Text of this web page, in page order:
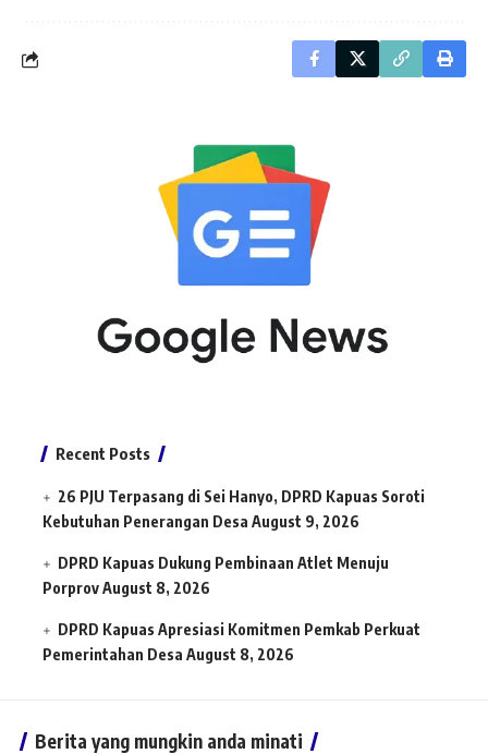
Recent Posts
26 PJU Terpasang di Sei Hanyo, DPRD Kapuas Soroti
Kebutuhan Penerangan Desa August 9, 2026
DPRD Kapuas Dukung Pembinaan Atlet Menuju
PorprovAugust 8, 2026
DPRD Kapuas Apresiasi Komitmen Pemkab Perkuat
Pemerintahan Desa August 8, 2026
Berita yang mungkin anda minati